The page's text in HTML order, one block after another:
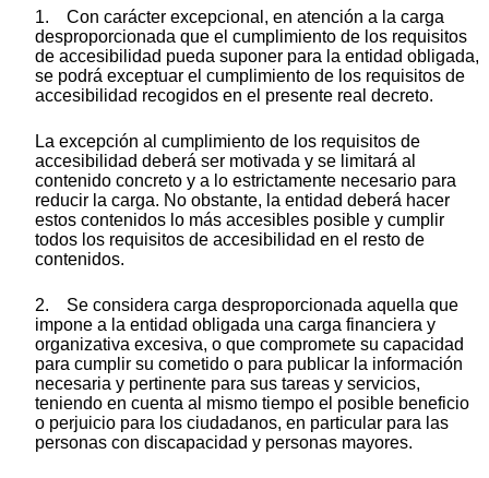
1. Con carácter excepcional, en atención a la carga
desproporcionada que el cumplimiento de los requisitos
de accesibilidad pueda suponer para la entidad obligada,
se podrá exceptuar el cumplimiento de los requisitos de
accesibilidad recogidos en el presente real decreto.
La excepción al cumplimiento de los requisitos de
accesibilidad deberá ser motivada y se limitará al
contenido concreto y a lo estrictamente necesario para
reducir la carga. No obstante, la entidad deberá hacer
estos contenidos lo más accesibles posible y cumplir
todos los requisitos de accesibilidad en el resto de
contenidos.
2. Se considera carga desproporcionada aquella que
impone a la entidad obligada una carga financiera y
organizativa excesiva, o que compromete su capacidad
para cumplir su cometido o para publicar la información
necesaria y pertinente para sus tareas y servicios,
teniendo en cuenta al mismo tiempo el posible beneficio
o perjuicio para los ciudadanos, en particular para las
personas con discapacidad y personas mayores.